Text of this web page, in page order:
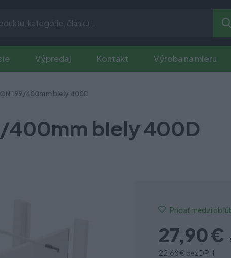
Výpredaj Kontakt Výroba na mieru
199/400mm biely 400D
400mm biely 400D
Pridať medzi
27,90 €
22,68 € bez DPH